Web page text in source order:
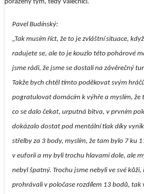
poražený tým, tedy Válečníci.
Pavel Budínský:
„Tak musím říct, že to je zvláštní situace,
radujete se, ale to je kouzlo této pohárové
jsme rádi, že jsme se dostali na závěrečný
Takže bych chtěl tímto poděkovat svým
pogratulovat domácím k výhře a myslím, že
co se dalo čekat, urputná bitva, v prvním
dokázalo dostat pod mentální tlak díky
střelby za 3 body, myslím, že tam bylo 7 ku
v euforii a my byli trochu hlavami dole, ale
nebyl špatný. Trochu jsme nebyli ve své
prohrávali v poločase rozdílem 13 bodů, tak